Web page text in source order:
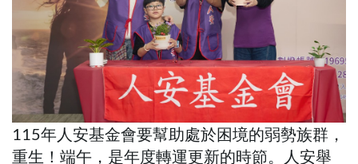
115年人安基金會要幫助處於困境的弱勢族群，
重生！端午，是年度轉運更新的時節。人安舉